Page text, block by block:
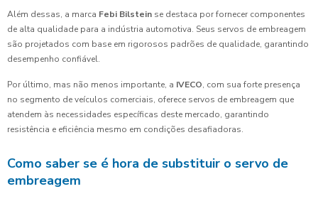
Além dessas, a marca Febi Bilstein se destaca por fornecer componentes
de alta qualidade para a indústria automotiva. Seus servos de embreagem
são projetados com base em rigorosos padrões de qualidade, garantindo
desempenho confiável.
Por último, mas não menos importante, a IVECO, com sua forte presença
no segmento de veículos comerciais, oferece servos de embreagem que
atendem às necessidades específicas deste mercado, garantindo
resistência e eficiência mesmo em condições desafiadoras.
Como saber se é hora de substituir o servo de
embreagem